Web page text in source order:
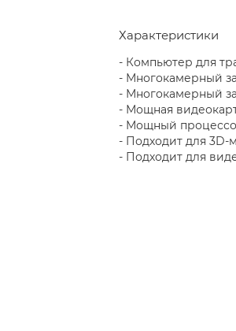
Характеристики
- Компьютер для
- Многокамерный
- Многокамерный
- Мощная
- Мощный
- Подходит для 3D-
- Подходит для